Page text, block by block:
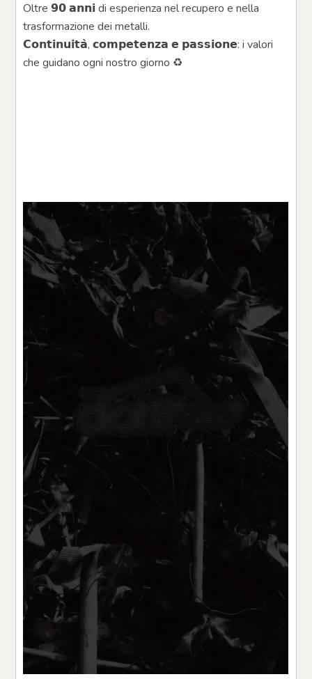
Oltre 𝟵𝟬 𝗮𝗻𝗻𝗶 di esperienza nel recupero e nella
trasformazione dei metalli.
𝗖𝗼𝗻𝘁𝗶𝗻𝘂𝗶𝘁𝗮̀, 𝗰𝗼𝗺𝗽𝗲𝘁𝗲𝗻𝘇𝗮 𝗲 𝗽𝗮𝘀𝘀𝗶𝗼𝗻𝗲: i valori
che guidano ogni nostro giorno ♻️